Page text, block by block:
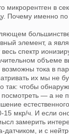
микрорентген в
Почему именно
большинстве
элемент, а
спектр
объеме
тока в
их мы не
так: чтобы
— а не
мкр/ч. И если
замерить
датчиком, и с